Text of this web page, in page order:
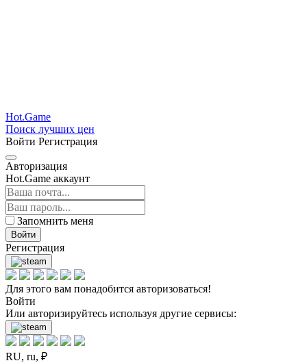
Hot.Game
Поиск лучших цен
Войти Регистрация
Авторизация
Hot.Game аккаунт
Запомнить меня
Войти
Регистрация
Для этого вам понадобится авторизоваться!
Войти
Или авторизируйтесь используя другие сервисы:
RU, ru, ₽